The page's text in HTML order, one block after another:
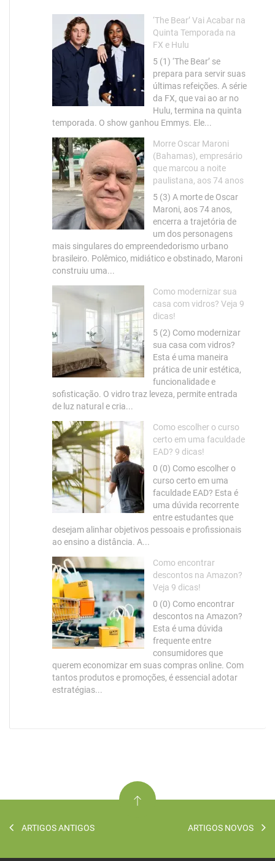
‘The Bear’ Vai Acabar na
Quinta Temporada na
FX e Hulu
5 (1) ‘The Bear’ se
prepara para servir suas
últimas refeições. A série
da FX, que vai ao ar no
Hulu, termina na quinta
temporada. O show ganhou Emmys. Ele...
Morre Oscar Maroni
(Bahamas), empresário
que marcou a noite
paulistana, aos 74 anos
5 (3) A morte de Oscar
Maroni, aos 74 anos,
encerra a trajetória de
um dos personagens
mais singulares do empreendedorismo urbano
brasileiro. Polêmico, midiático e obstinado, Maroni
construiu uma...
Como modernizar sua
casa com vidros? Veja 9
dicas!
5 (2) Como modernizar
sua casa com vidros?
Esta é uma maneira
prática de unir estética,
funcionalidade e
sofisticação. O vidro traz leveza, permite entrada
de luz natural e cria...
Como escolher o curso
certo em uma faculdade
EAD? 9 dicas!
0 (0) Como escolher o
curso certo em uma
faculdade EAD? Esta é
uma dúvida recorrente
entre estudantes que
desejam alinhar objetivos pessoais e profissionais
ao ensino a distância. A...
Como encontrar
descontos na Amazon?
Veja 9 dicas!
0 (0) Como encontrar
descontos na Amazon?
Esta é uma dúvida
frequente entre
consumidores que
querem economizar em suas compras online. Com
tantos produtos e promoções, é essencial adotar
estratégias...
ARTIGOS ANTIGOS ARTIGOS NOVOS